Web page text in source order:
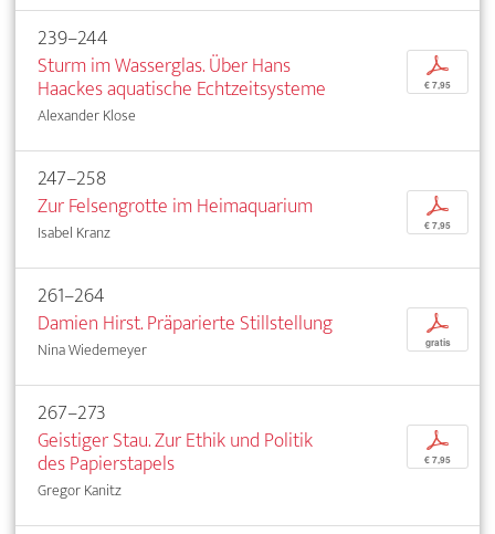
239–244
Sturm im Wasserglas. Über Hans
Haackes aquatische Echtzeitsysteme
Alexander Klose
p
€ 7,95
247–258
Zur Felsengrotte im Heimaquarium
Isabel Kranz
p
€ 7,95
261–264
Damien Hirst. Präparierte Stillstellung
Nina Wiedemeyer
p
gratis
267–273
Geistiger Stau. Zur Ethik und Politik
des Papierstapels
Gregor Kanitz
p
€ 7,95